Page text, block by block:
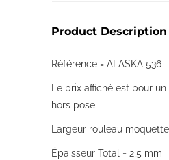
Product Description
Référence = ALASKA 536
Le prix affiché est pour
hors pose
Largeur rouleau
Épaisseur Total = 2,5 mm